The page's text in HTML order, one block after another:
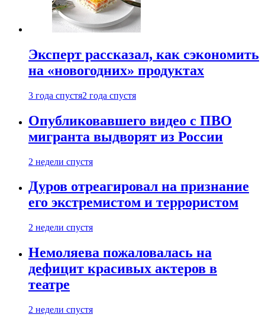
Эксперт рассказал, как сэкономить
на «новогодних» продуктах
3 года спустя2 года спустя
Опубликовавшего видео с ПВО
мигранта выдворят из России
2 недели спустя
Дуров отреагировал на признание
его экстремистом и террористом
2 недели спустя
Немоляева пожаловалась на
дефицит красивых актеров в
театре
2 недели спустя